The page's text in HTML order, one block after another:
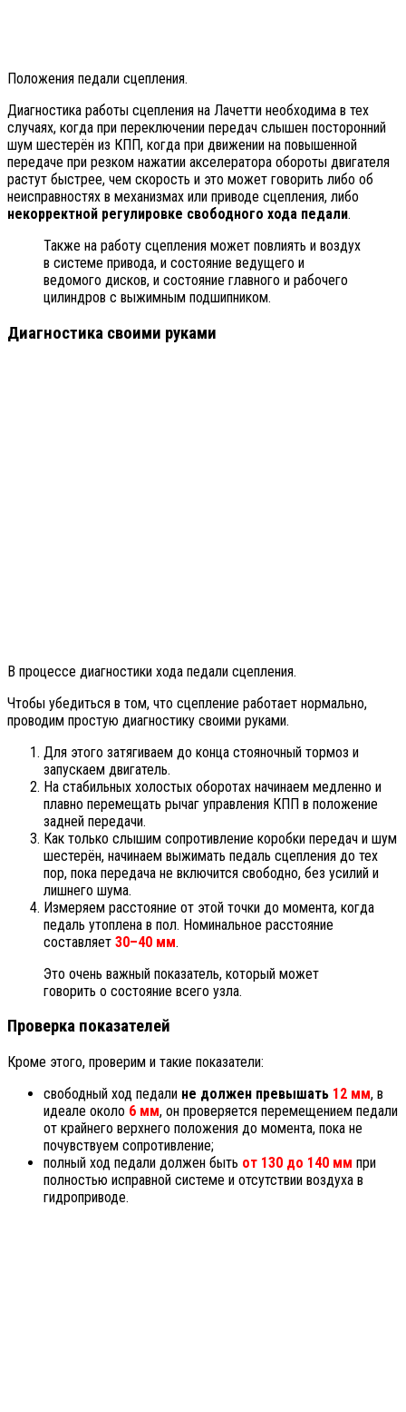
Положения педали сцепления.
Диагностика работы сцепления на Лачетти необходима в тех
случаях, когда при переключении передач слышен посторонний
шум шестерён из КПП, когда при движении на повышенной
передаче при резком нажатии акселератора обороты двигателя
растут быстрее, чем скорость и это может говорить либо об
неисправностях в механизмах или приводе сцепления, либо
некорректной регулировке свободного хода педали.
Также на работу сцепления может повлиять и воздух
в системе привода, и состояние ведущего и
ведомого дисков, и состояние главного и рабочего
цилиндров с выжимным подшипником.
Диагностика своими руками
В процессе диагностики хода педали сцепления.
Чтобы убедиться в том, что сцепление работает нормально,
проводим простую диагностику своими руками.
Для этого затягиваем до конца стояночный тормоз и
запускаем двигатель.
На стабильных холостых оборотах начинаем медленно и
плавно перемещать рычаг управления КПП в положение
задней передачи.
Как только слышим сопротивление коробки передач и шум
шестерён, начинаем выжимать педаль сцепления до тех
пор, пока передача не включится свободно, без усилий и
лишнего шума.
Измеряем расстояние от этой точки до момента, когда
педаль утоплена в пол. Номинальное расстояние
составляет 30–40 мм.
Это очень важный показатель, который может
говорить о состояние всего узла.
Проверка показателей
Кроме этого, проверим и такие показатели:
свободный ход педали не должен превышать 12 мм, в
идеале около 6 мм, он проверяется перемещением педали
от крайнего верхнего положения до момента, пока не
почувствуем сопротивление;
полный ход педали должен быть от 130 до 140 мм при
полностью исправной системе и отсутствии воздуха в
гидроприводе.